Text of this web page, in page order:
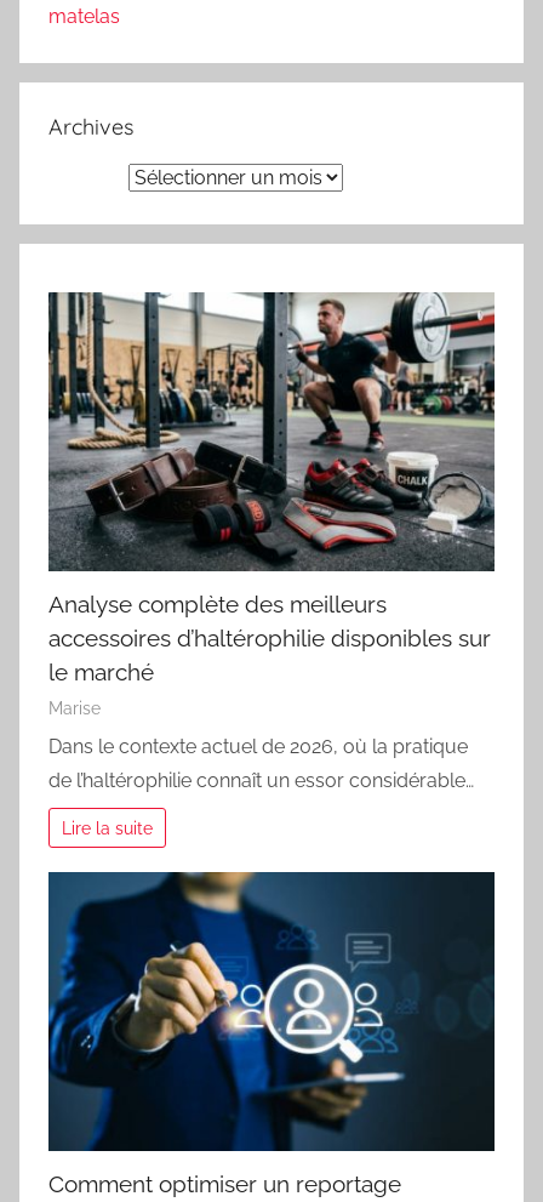
matelas
Archives
Analyse complète des meilleurs
accessoires d’haltérophilie disponibles sur
le marché
Marise
Dans le contexte actuel de 2026, où la pratique
de l’haltérophilie connaît un essor considérable…
Lire la suite
Comment optimiser un reportage